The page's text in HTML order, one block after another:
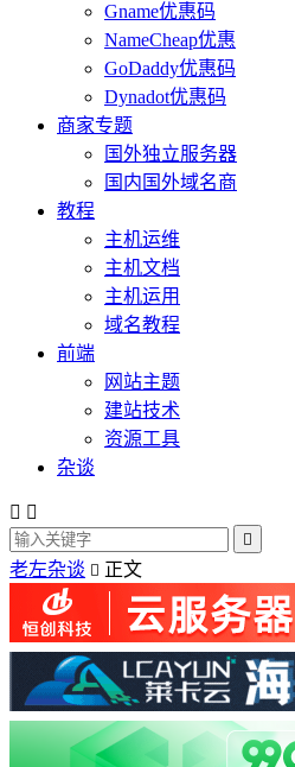
Gname优惠码
NameCheap优惠
GoDaddy优惠码
Dynadot优惠码
商家专题
国外独立服务器
国内国外域名商
教程
主机运维
主机文档
主机运用
域名教程
前端
网站主题
建站技术
资源工具
杂谈
 

老左杂谈  正文